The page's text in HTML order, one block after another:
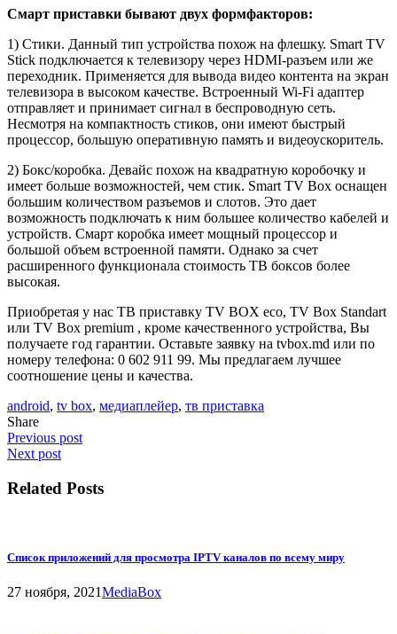
Смарт приставки бывают двух формфакторов:
1) Стики. Данный тип устройства похож на флешку. Smart TV
Stick подключается к телевизору через HDMI-разъем или же
переходник. Применяется для вывода видео контента на экран
телевизора в высоком качестве. Встроенный Wi-Fi адаптер
отправляет и принимает сигнал в беспроводную сеть.
Несмотря на компактность стиков, они имеют быстрый
процессор, большую оперативную память и видеоускоритель.
2) Бокс/коробка. Девайс похож на квадратную коробочку и
имеет больше возможностей, чем стик. Smart TV Box оснащен
большим количеством разъемов и слотов. Это дает
возможность подключать к ним большее количество кабелей и
устройств. Смарт коробка имеет мощный процессор и
большой объем встроенной памяти. Однако за счет
расширенного функционала стоимость ТВ боксов более
высокая.
Приобретая у нас ТВ приставку TV BOX eco, TV Box Standart
или TV Box premium , кроме качественного устройства, Вы
получаете год гарантии. Оставьте заявку на tvbox.md или по
номеру телефона: 0 602 911 99. Мы предлагаем лучшее
соотношение цены и качества.
android, tv box, медиаплейер, тв приставка
Share
Previous post
Next post
Related Posts
Список приложений для просмотра IPTV каналов по всему миру
27 ноября, 2021MediaBox